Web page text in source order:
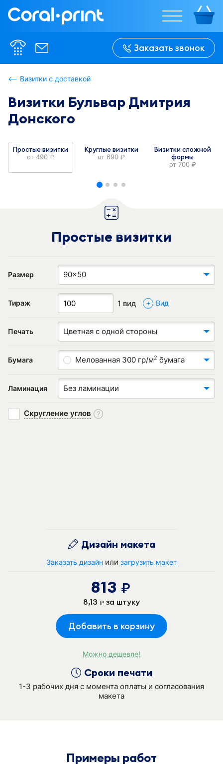
%h%
%h%
%h%
%h%
В сложенном
виде:
%h%
В сложенном
виде:
%h%
Заказать звонок
Визитки с доставкой
Визитки Бульвар Дмитрия
Донского
Простые визитки
от 490 руб.
Круглые визитки
от 690 руб.
Визитки сложной
формы
от 700 руб.
Простые визитки
Размер 90x50
Тираж 1 вид + Вид
Печать Цветная с одной стороны
Бумага Мелованная 300 гр/м2 бумага
Ламинация Без ламинации
Скругление углов
Дизайн макета
Заказать дизайн или загрузить макет
813 руб.
8,13 руб. за штуку
Добавить в корзину
Можно дешевле!
Сроки печати
1-3 рабочих дня с момента оплаты и согласования
макета
Примеры работ